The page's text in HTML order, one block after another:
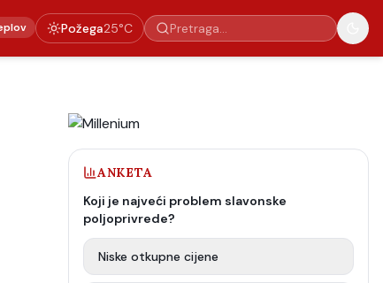
Požega25°C
ANKETA
Koji je najveći problem slavonske
poljoprivrede?
Niske otkupne cijene